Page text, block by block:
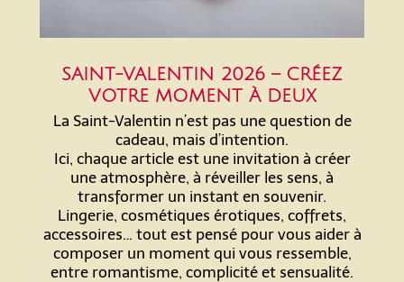
SAINT-VALENTIN 2026 – CRÉEZ
VOTRE MOMENT À DEUX
La Saint-Valentin n’est pas une question de
cadeau, mais d’intention.
Ici, chaque article est une invitation à créer
une atmosphère, à réveiller les sens, à
transformer un instant en souvenir.
Lingerie, cosmétiques érotiques, coffrets,
accessoires… tout est pensé pour vous aider à
composer un moment qui vous ressemble,
entre romantisme, complicité et sensualité.